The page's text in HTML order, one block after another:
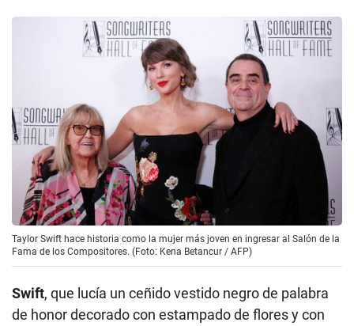
Taylor Swift hace historia como la mujer más joven en ingresar al Salón de la
Fama de los Compositores. (Foto: Kena Betancur / AFP)
Swift, que lucía un ceñido vestido negro de palabra
de honor decorado con estampado de flores y con